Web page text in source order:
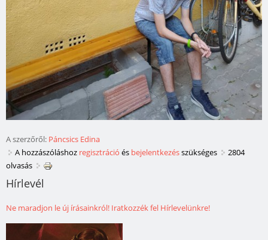
A szerzőről: Páncsics Edina
A hozzászóláshoz regisztráció és bejelentkezésszükséges
2804
olvasás
Hírlevél
Ne maradjon le új írásainkról! Iratkozzék fel Hírlevelünkre!